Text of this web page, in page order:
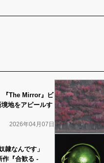
『The Mirror』ビ
地をアピールす
2026年04月07日
隷なんです」
『合歓る -